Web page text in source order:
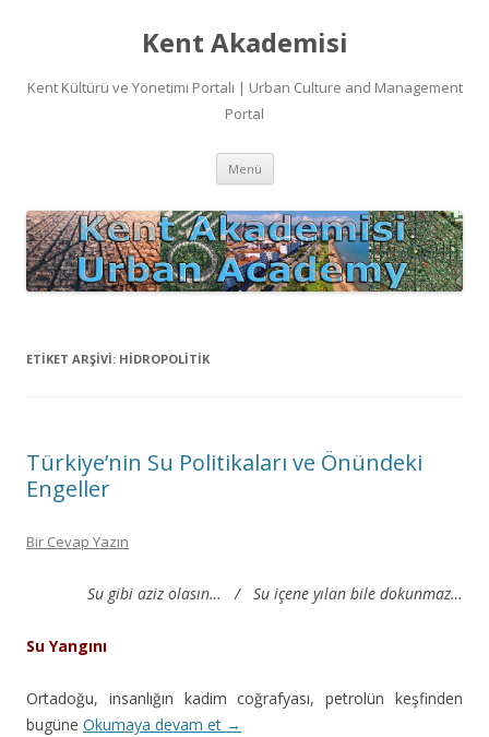
Kent Akademisi
Kent Kültürü ve Yönetimi Portalı | Urban Culture and Management
Portal
Menü İçeriğe
ETIKET ARŞIVI: HIDROPOLITIK
Türkiye’nin Su Politikaları ve Önündeki
Engeller
Bir Cevap Yazın
Su gibi aziz olasın… / Su içene yılan bile dokunmaz…
Su Yangını
Ortadoğu, insanlığın kadim coğrafyası, petrolün keşfinden
bugüne Okumaya devam et →